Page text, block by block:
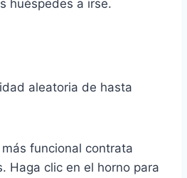
huéspedes a irse.
aleatoria de hasta
funcional contrata
Haga clic en el horno para